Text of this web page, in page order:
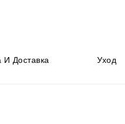
И Доставка Уход